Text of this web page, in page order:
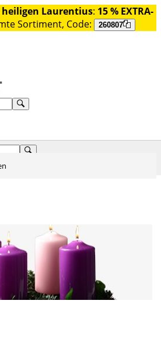
heiligen Laurentius: 15 % EXTRA-
Sortiment, Code: 260807